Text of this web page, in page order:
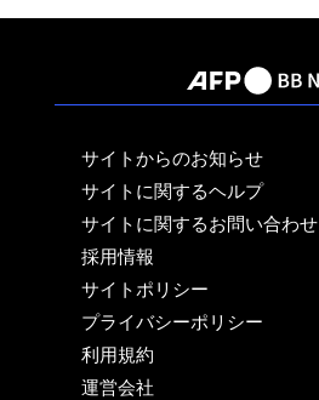
サイトからのお知らせ
サイトに関するヘルプ
サイトに関するお問い合わせ
採用情報
サイトポリシー
プライバシーポリシー
利用規約
運営会社